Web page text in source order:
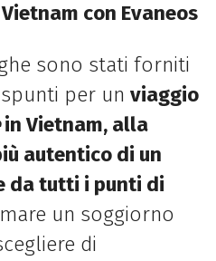
con Evaneos
sono stati forniti
per un viaggio
in Vietnam, alla
autentico di un
da tutti i punti di
un soggiorno
di